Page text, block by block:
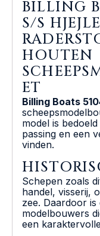
BILLING
S/S
HOUTEN
ET
Billing Boats
model is
passing en een
vinden.
Schepen zoals
handel, visserij,
zee. Daardoor
modelbouwers
een